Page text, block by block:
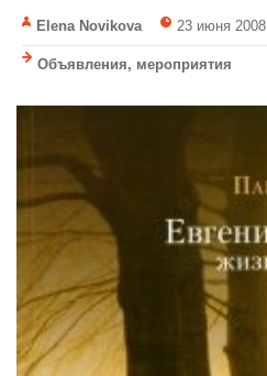
Elena Novikova 23 июня 2008
Объявления, мероприятия